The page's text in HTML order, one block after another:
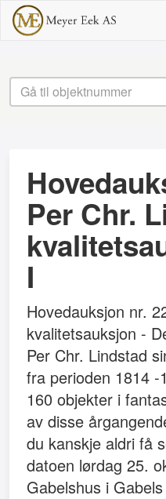
Per Chr.
I
Hovedauksjon nr.
kvalitetsauksjon -
Per Chr. Lindstad
fra perioden 1814 -
160 objekter i
av disse
du kanskje aldri få
datoen lørdag 25.
Gabelshus i